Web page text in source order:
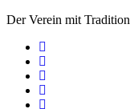
Der Verein mit Tradition